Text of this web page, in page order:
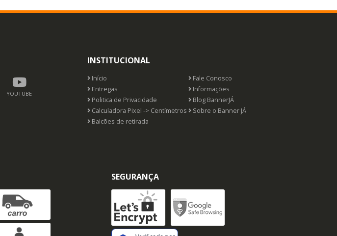
YOUTUBE
INSTITUCIONAL
Início
Fale Conosco
Entregas
Informações
Politica de Privacidade
Blog BannerJÁ
Calculadora Pixel -> Centímetros Sobre o Banner JÁ
Balcões de retirada
SEGURANÇA